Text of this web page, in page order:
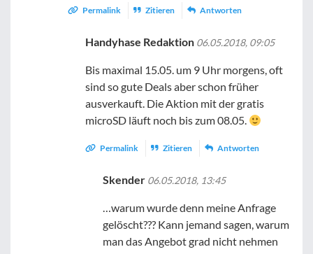
Permalink Zitieren Antworten
Handyhase Redaktion 06.05.2018, 09:05
Bis maximal 15.05. um 9 Uhr morgens, oft
sind so gute Deals aber schon früher
ausverkauft. Die Aktion mit der gratis
microSD läuft noch bis zum 08.05.
Permalink Zitieren Antworten
Skender 06.05.2018, 13:45
…warum wurde denn meine Anfrage
gelöscht??? Kann jemand sagen, warum
man das Angebot grad nicht nehmen